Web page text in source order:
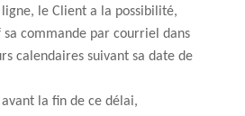
ligne, le Client a la possibilité,
sa commande par courriel dans
calendaires suivant sa date de
la fin de ce délai,